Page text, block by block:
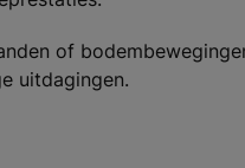
of
uitdagingen.